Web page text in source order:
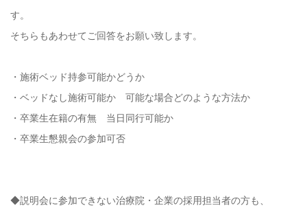
す。
そちらもあわせてご回答をお願い致します。
・施術ベッド持参可能かどうか
・ベッドなし施術可能か 可能な場合どのような方法か
・卒業生在籍の有無 当日同行可能か
・卒業生懇親会の参加可否
◆説明会に参加できない治療院・企業の採用担当者の方も、